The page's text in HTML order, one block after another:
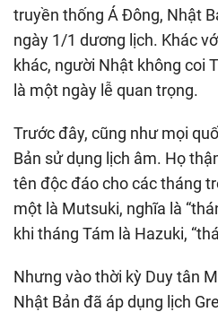
truyền thống Á Đông, Nhật
ngày 1/1 dương lịch. Khác
khác, người Nhật không coi
là một ngày lễ quan trọng.
Trước đây, cũng như mọi
Bản sử dụng lịch âm. Họ
tên độc đáo cho các tháng
một là Mutsuki, nghĩa là
khi tháng Tám là Hazuki,
Nhưng vào thời kỳ Duy tân
Nhật Bản đã áp dụng lịch